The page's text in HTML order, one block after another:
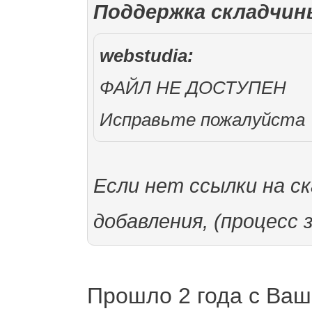
Поддержка
webstudia:
ФАЙЛ НЕ ДОСТУПЕН
Исправьте пожалуйста
Если нет ссылки на
добавления, (процесс
Прошло 2 года с